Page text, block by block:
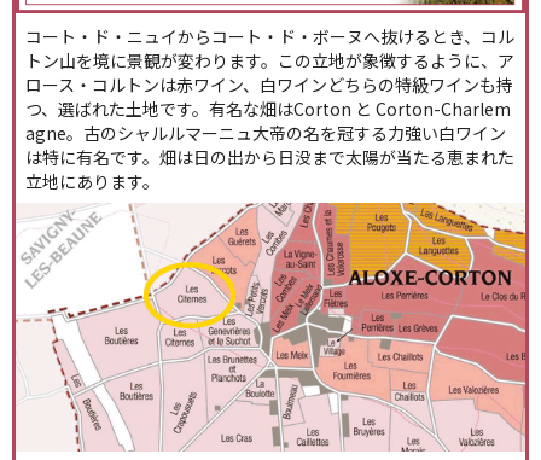
コート・ド・ニュイからコート・ド・ボーヌへ抜けるとき、コル
トン山を境に景観が変わります。この立地が象徴するように、ア
ロース・コルトンは赤ワイン、白ワインどちらの特級ワインも持
つ、選ばれた土地です。有名な畑はCorton と Corton-Charlem
agne。古のシャルルマーニュ大帝の名を冠する力強い白ワイン
は特に有名です。畑は日の出から日没まで太陽が当たる恵まれた
立地にあります。